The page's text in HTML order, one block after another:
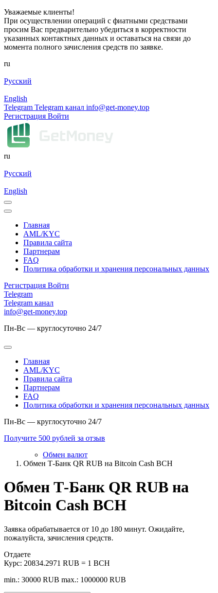
Уважаемые клиенты!
При осуществлении операций с фиатными средствами
просим Вас предварительно убедиться в корректности
указанных контактных данных и оставаться на связи до
момента полного зачисления средств по заявке.
ru
Русский
English
Telegram Telegram канал info@get-money.top
Регистрация Войти
ru
Русский
English
Главная
AML/KYC
Правила сайта
Партнерам
FAQ
Политика обработки и хранения персональных данных
Регистрация Войти
Telegram
Telegram канал
info@get-money.top
Пн-Вс — круглосуточно 24/7
Главная
AML/KYC
Правила сайта
Партнерам
FAQ
Политика обработки и хранения персональных данных
Пн-Вс — круглосуточно 24/7
Получите 500 рублей за отзыв
Обмен валют
Обмен Т-Банк QR RUB на Bitcoin Cash BCH
Обмен Т-Банк QR RUB на
Bitcoin Cash BCH
Заявка обрабатывается от 10 до 180 минут. Ожидайте,
пожалуйста, зачисления средств.
Отдаете
Курс: 20834.2971 RUB = 1 BCH
min.: 30000 RUB max.: 1000000 RUB